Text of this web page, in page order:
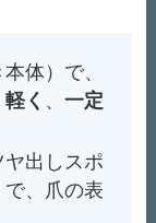
体）で、
軽く 、一定
出しスポ
、爪の表